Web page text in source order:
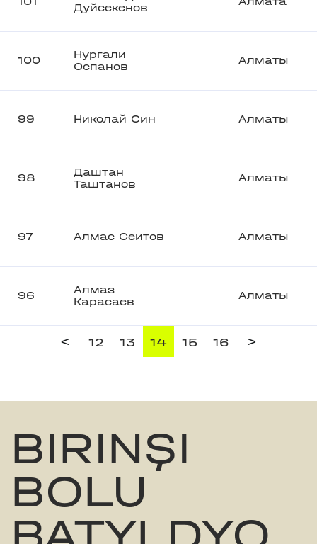
Дуйсекенов
100
Нургали
Оспанов
Алматы
99 Николай Син Алматы
98
Даштан
Таштанов
Алматы
97 Алмас Сеитов Алматы
96
Алмаз
Карасаев
Алматы
< 12 13 14 15 16 >
BIRINŞI
BOLU